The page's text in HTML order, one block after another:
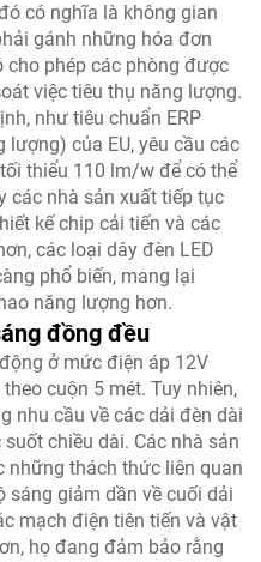
có nghĩa là không gian
gánh những hóa đơn
phép các phòng được
việc tiêu thụ năng lượng.
như tiêu chuẩn ERP
lượng) của EU, yêu cầu các
thiểu 110 lm/w để có thể
các nhà sản xuất tiếp tục
kế chip cải tiến và các
các loại dây đèn LED
phổ biến, mang lại
năng lượng hơn.
đồng đều
ở mức điện áp 12V
cuộn 5 mét. Tuy nhiên,
nhu cầu về các dải đèn dài
chiều dài. Các nhà sản
những thách thức liên quan
sáng giảm dần về cuối dải
mạch điện tiên tiến và vật
họ đang đảm bảo rằng